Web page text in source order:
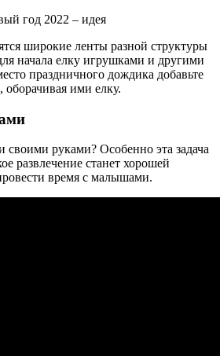
год 2022 – идея
широкие ленты разной структуры
начала елку игрушками и другими
праздничного дождика добавьте
ими елку.
своими руками? Особенно эта задача
развлечение станет хорошей
время с малышами.